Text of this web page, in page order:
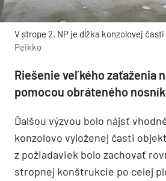
V strope 2. NP je dĺžka konzolovej časti
Peikko
Riešenie veľkého zaťaženia
pomocou obráteného
Ďalšou výzvou bolo nájsť
konzolovo vyloženej časti
z požiadaviek bolo zachovať
stropnej konštrukcie po celej